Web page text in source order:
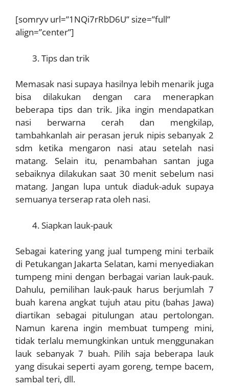
[somryv url=”1NQi7rRbD6U” size=”full”
align=”center”]
Tips dan trik
Memasak nasi supaya hasilnya lebih menarik juga
bisa dilakukan dengan cara menerapkan
beberapa tips dan trik. Jika ingin mendapatkan
nasi berwarna cerah dan mengkilap,
tambahkanlah air perasan jeruk nipis sebanyak 2
sdm ketika mengaron nasi atau setelah nasi
matang. Selain itu, penambahan santan juga
sebaiknya dilakukan saat 30 menit sebelum nasi
matang. Jangan lupa untuk diaduk-aduk supaya
semuanya terserap rata oleh nasi.
Siapkan lauk-pauk
Sebagai katering yang jual tumpeng mini terbaik
di Petukangan Jakarta Selatan, kami menyediakan
tumpeng mini dengan berbagai varian lauk-pauk.
Dahulu, pemilihan lauk-pauk harus berjumlah 7
buah karena angkat tujuh atau pitu (bahas Jawa)
diartikan sebagai pitulungan atau pertolongan.
Namun karena ingin membuat tumpeng mini,
tidak terlalu memungkinkan untuk menggunakan
lauk sebanyak 7 buah. Pilih saja beberapa lauk
yang disukai seperti ayam goreng, tempe bacem,
sambal teri, dll.